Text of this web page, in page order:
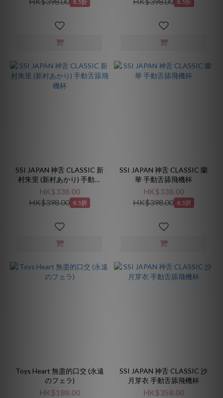
8.5折 8.5折
SSI JAPAN 神舌 CLASSIC 新
村朱里 (新村あかり) 手動舌
舔飛機杯
HK$338.00
HK$398.00 8.5折
SSI JAPAN 神舌 CLASSIC 蘭
華 手動舌舔飛機杯
HK$338.00
HK$398.00 8.5折
Toys Heart 無盡的口交 (永遠
のフェラ)
HK$188.00
SSI JAPAN 神舌 CLASSIC 沙
月芽衣 手動舌舔飛機杯
HK$358.00